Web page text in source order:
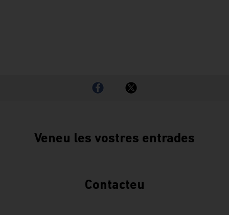
Veneu les vostres entrades
Contacteu